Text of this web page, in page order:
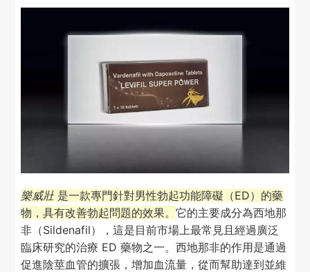
樂威壯 是一款專門針對男性勃起功能障礙（ED）的藥
物，具有改善勃起問題的效果。它的主要成分為西地那
非（Sildenafil），這是目前市場上最常見且經過廣泛
臨床研究的治療 ED 藥物之一。西地那非的作用是通過
促進陰莖血管的擴張，增加血流量，從而幫助達到並維